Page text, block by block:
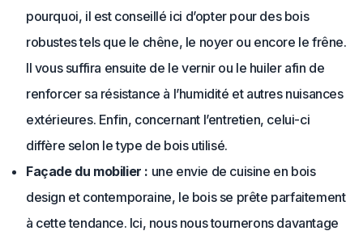
pourquoi, il est conseillé ici d’opter pour des bois
robustes tels que le chêne, le noyer ou encore le frêne.
Il vous suffira ensuite de le vernir ou le huiler afin de
renforcer sa résistance à l’humidité et autres nuisances
extérieures. Enfin, concernant l’entretien, celui-ci
diffère selon le type de bois utilisé.
Façade du mobilier : une envie de cuisine en bois
design et contemporaine, le bois se prête parfaitement
à cette tendance. Ici, nous nous tournerons davantage